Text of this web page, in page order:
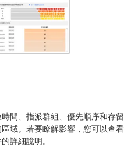
間、指派群組、優先順序和存留
域。若要瞭解影響，您可以查看
詳細說明。